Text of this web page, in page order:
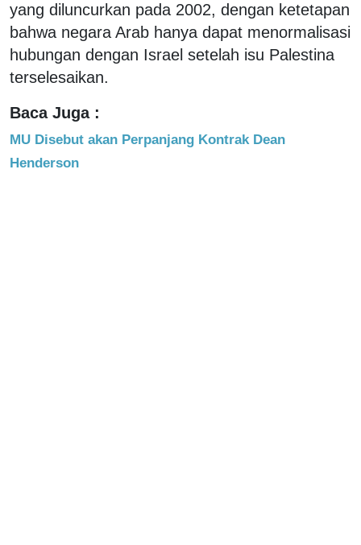
yang diluncurkan pada 2002, dengan ketetapan
bahwa negara Arab hanya dapat menormalisasi
hubungan dengan Israel setelah isu Palestina
terselesaikan.
Baca Juga :
MU Disebut akan Perpanjang Kontrak Dean
Henderson